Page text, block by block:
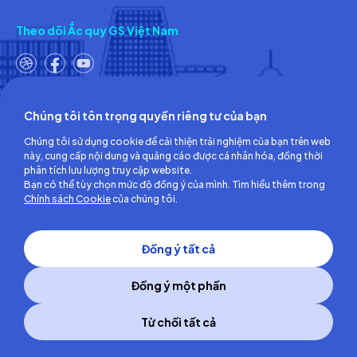
Theo dõi Ắc quy GS Việt Nam
Công ty TNHH Ắc quy GS Việt Nam
Số 18, đường số 3, KCN Việt Nam-Singapore,
Phường Bình Hòa, TP.Hồ Chí Minh, Việt Nam
ĐT: (0274) 3756 360 - Fax: (0274) 3756 362
Giấy chứng nhận đăng ký kinh doanh số: 3700255457 do Sở Kế
hoạch và Đầu tư Tỉnh Bình Dương cấp lần đầu ngày 30/06/2008
Copyright © 2014 GS Battery Vietnam Co., Ltd
Chúng tôi tôn trọng quyền riêng tư của bạn
Chúng tôi sử dụng cookie để cải thiện trải nghiệm của bạn trên web
này, cung cấp nội dung và quảng cáo được cá nhân hóa, đồng thời
phân tích lưu lượng truy cập website.
Bạn có thể tùy chọn mức độ đồng ý của mình. Tìm hiểu thêm trong
Chính sách Cookiecủa chúng tôi.
Đồng ý tất cả
Đồng ý một phần
Từ chối tất cả